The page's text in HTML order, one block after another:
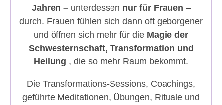
Jahren –unterdessen nur für Frauen –
durch. Frauen fühlen sich dann oft geborgener
und öffnen sich mehr für die Magie der
Schwesternschaft, Transformation und
Heilung , die so mehr Raum bekommt.
Die Transformations-Sessions, Coachings,
geführte Meditationen, Übungen, Rituale und